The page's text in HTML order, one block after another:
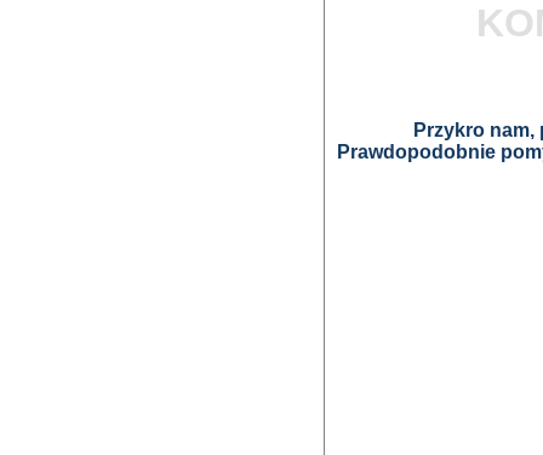
Przykro
Prawdopodobnie